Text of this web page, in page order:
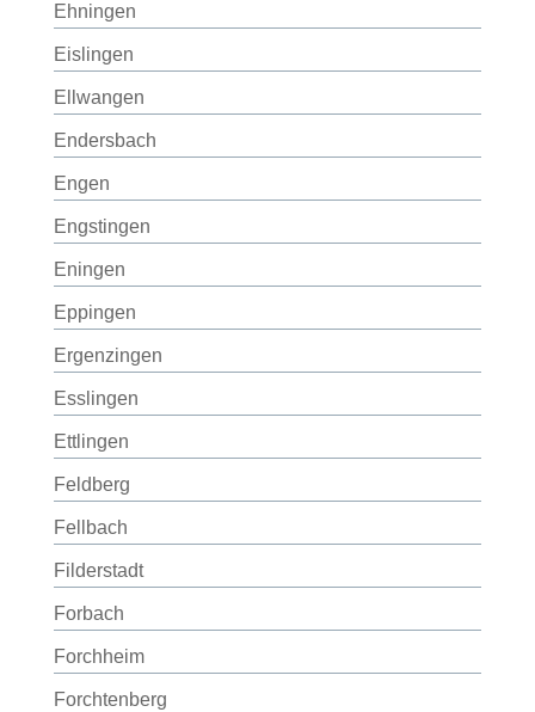
Ehningen
Eislingen
Ellwangen
Endersbach
Engen
Engstingen
Eningen
Eppingen
Ergenzingen
Esslingen
Ettlingen
Feldberg
Fellbach
Filderstadt
Forbach
Forchheim
Forchtenberg